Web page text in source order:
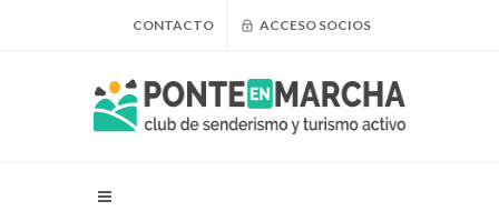
CONTACTO ACCESO SOCIOS